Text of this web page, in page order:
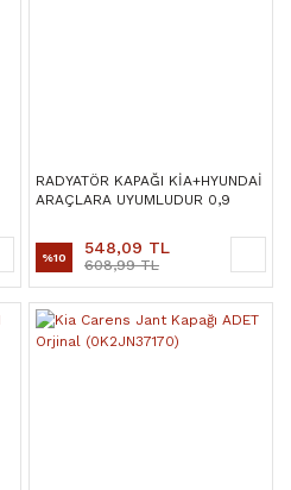
RADYATÖR KAPAĞI KİA+HYUNDAİ
ARAÇLARA UYUMLUDUR 0,9
%10 548,09 TL
608,99 TL